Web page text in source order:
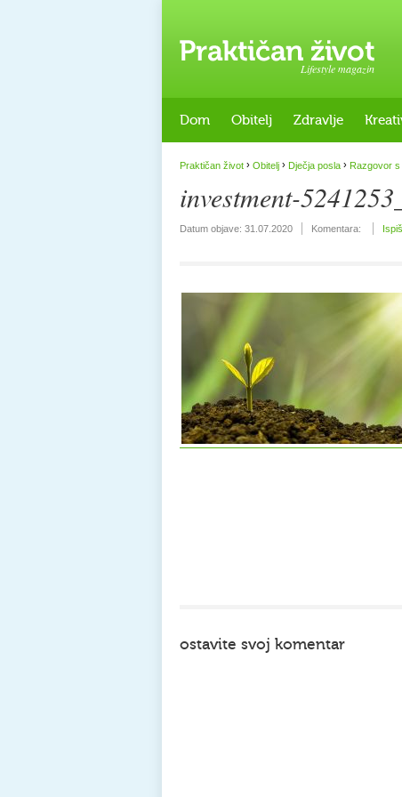
Lifestyle magazin
Dom Obitelj Zdravlje
Praktičan život › Obitelj › Dječja posla › Razgovor s
investment-
Datum objave: 31.07.2020 Komentara:
ostavite svoj komentar